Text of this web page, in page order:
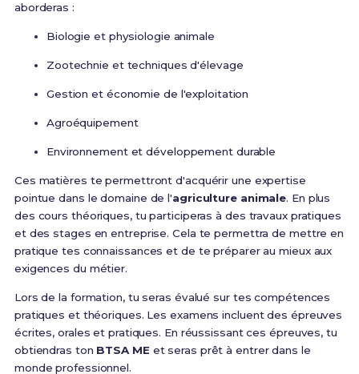
aborderas :
Biologie et physiologie animale
Zootechnie et techniques d'élevage
Gestion et économie de l'exploitation
Agroéquipement
Environnement et développement durable
Ces matières te permettront d'acquérir une expertise
pointue dans le domaine de l'agriculture animale. En plus
des cours théoriques, tu participeras à des travaux pratiques
et des stages en entreprise. Cela te permettra de mettre en
pratique tes connaissances et de te préparer au mieux aux
exigences du métier.
Lors de la formation, tu seras évalué sur tes compétences
pratiques et théoriques. Les examens incluent des épreuves
écrites, orales et pratiques. En réussissant ces épreuves, tu
obtiendras ton BTSA ME et seras prêt à entrer dans le
monde professionnel.